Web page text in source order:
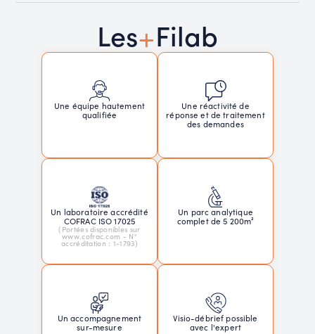
Les+Filab
Une équipe hautement
qualifiée
Une réactivité de
réponse et de traitement
des demandes
Un laboratoire accrédité
COFRAC ISO 17025
(Portées disponibles sur
www.cofrac.com - N°
accréditation : 1-1793)
Un parc analytique
complet de 5 200m²
Un accompagnement
sur-mesure
Visio-débrief possible
avec l'expert